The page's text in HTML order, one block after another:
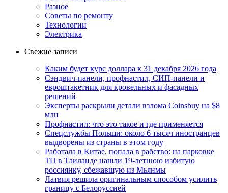
Разное
Советы по ремонту
Технологии
Электрика
Свежие записи
Каким будет курс доллара к 31 декабря 2026 года
Сэндвич-панели, профнастил, СИП-панели и
евроштакетник для кровельных и фасадных
решений
Эксперты раскрыли детали взлома Coinsbuy на $8
млн
Профнастил: что это такое и где применяется
Спецслужбы Польши: около 6 тысяч иностранцев
выдворены из страны в этом году
Работала в Китае, попала в рабство: на парковке
ТЦ в Таиланде нашли 19-летнюю избитую
россиянку, сбежавшую из Мьянмы
Латвия решила оригинальным способом усилить
границу с Белоруссией